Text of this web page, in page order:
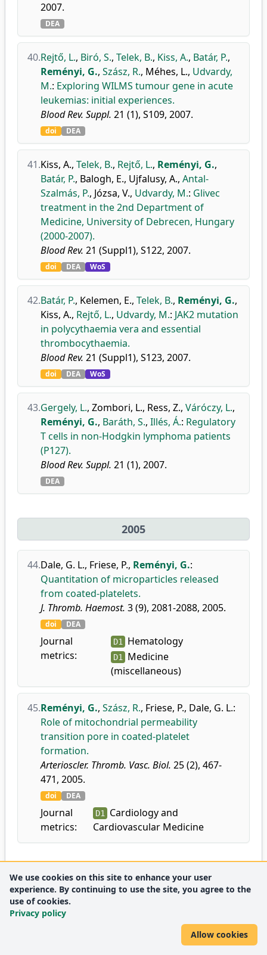
2007.
DEA
40.Rejtő, L., Biró, S., Telek, B., Kiss, A., Batár, P.,
Reményi, G., Szász, R., Méhes, L., Udvardy,
M.: Exploring WILMS tumour gene in acute
leukemias: initial experiences.
Blood Rev. Suppl. 21 (1), S109, 2007.
doi DEA
41.Kiss, A., Telek, B., Rejtő, L., Reményi, G.,
Batár, P., Balogh, E., Ujfalusy, A., Antal-
Szalmás, P., Józsa, V., Udvardy, M.: Glivec
treatment in the 2nd Department of
Medicine, University of Debrecen, Hungary
(2000-2007).
Blood Rev. 21 (Suppl1), S122, 2007.
doi DEA WoS
42.Batár, P., Kelemen, E., Telek, B., Reményi, G.,
Kiss, A., Rejtő, L., Udvardy, M.: JAK2 mutation
in polycythaemia vera and essential
thrombocythaemia.
Blood Rev. 21 (Suppl1), S123, 2007.
doi DEA WoS
43.Gergely, L., Zombori, L., Ress, Z., Váróczy, L.,
Reményi, G., Baráth, S., Illés, Á.: Regulatory
T cells in non-Hodgkin lymphoma patients
(P127).
Blood Rev. Suppl. 21 (1), 2007.
DEA
2005
44.Dale, G. L., Friese, P., Reményi, G.:
Quantitation of microparticles released
from coated-platelets.
J. Thromb. Haemost. 3 (9), 2081-2088, 2005.
doi DEA
Journal
metrics:
D1 Hematology
D1 Medicine
(miscellaneous)
45.Reményi, G., Szász, R., Friese, P., Dale, G. L.:
Role of mitochondrial permeability
transition pore in coated-platelet
formation.
Arterioscler. Thromb. Vasc. Biol. 25 (2), 467-
471, 2005.
doi DEA
Journal
metrics:
D1 Cardiology and
Cardiovascular Medicine
2004
46. Hevessy, Z.
Kappelmayer, J.:
Paroxysmalis nocturnalis hemoglobinuria
We use cookies on this site to enhance your user
experience. By continuing to use the site, you agree to the
use of cookies.
Privacy policy
Allow cookies